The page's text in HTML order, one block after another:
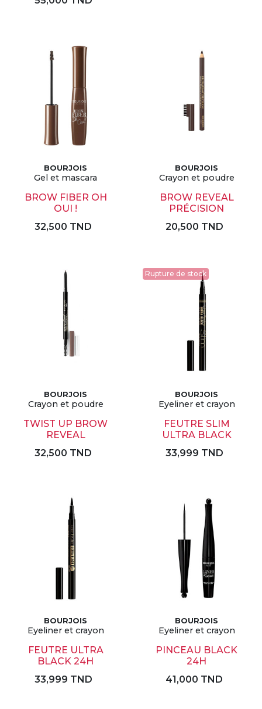
BOURJOIS
Gel et mascara
BROW FIBER OH
OUI !
32,500 TND
BOURJOIS
Crayon et poudre
BROW REVEAL
PRÉCISION
20,500 TND
BOURJOIS
Crayon et poudre
TWIST UP BROW
REVEAL
32,500 TND
Rupture de stock
BOURJOIS
Eyeliner et crayon
FEUTRE SLIM
ULTRA BLACK
33,999 TND
BOURJOIS
Eyeliner et crayon
FEUTRE ULTRA
BLACK 24H
33,999 TND
BOURJOIS
Eyeliner et crayon
PINCEAU BLACK
24H
41,000 TND